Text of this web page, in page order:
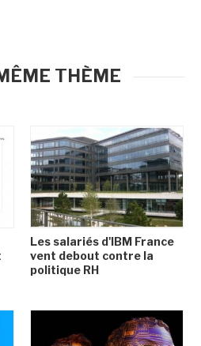
THÈME
Les salariés d'IBM France
vent debout contre la
politique RH